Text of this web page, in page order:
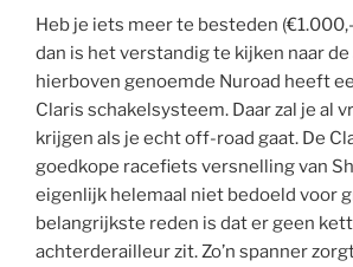
Heb je iets meer te besteden
dan is het verstandig te kijken naar
hierboven genoemde Nuroad heeft
Claris schakelsysteem. Daar zal je al
krijgen als je echt off-road gaat. De
goedkope racefiets versnelling van
eigenlijk helemaal niet bedoeld voor
belangrijkste reden is dat er geen
achterderailleur zit. Zo’n spanner